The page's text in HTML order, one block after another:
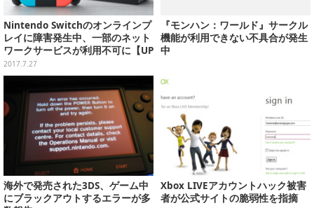
Nintendo Switchのオンラインプ
レイに障害発生中、一部のネット
ワークサービスが利用不可に【UP
DATE】
2017.7.27
『モンハン：ワールド』サークル
機能が利用できない不具合が発生
中
海外で発売された3DS、ゲーム中
にブラックアウトするエラーが多
Xbox LIVEアカウントハック被害
者が公式サイトの脆弱性を指摘